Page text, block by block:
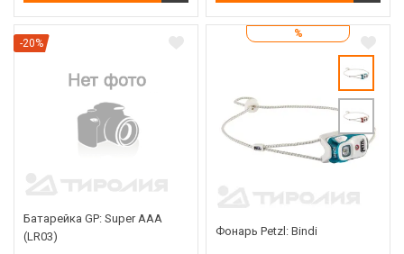
-20%
Батарейка GP: Super AAA
(LR03)
%
Фонарь Petzl: Bindi